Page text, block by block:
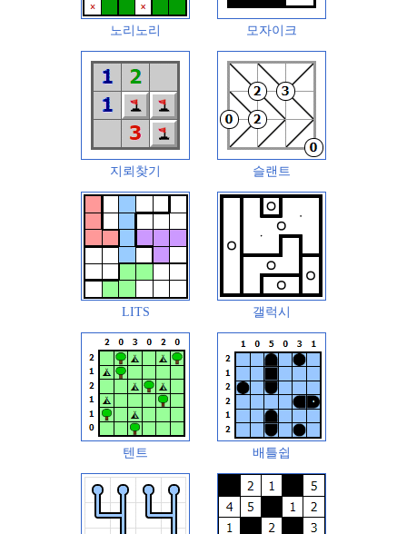
노리노리 모자이크
지뢰찾기 슬랜트
LITS 갤럭시
텐트 배틀쉽